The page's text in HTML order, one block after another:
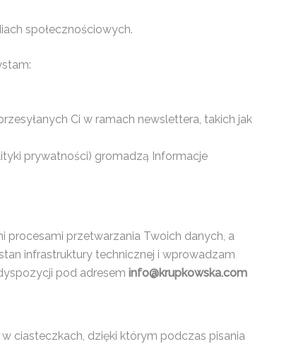
społecznościowych.
Ci w ramach newslettera, takich jak
prywatności) gromadzą Informacje
procesami przetwarzania Twoich danych, a
infrastruktury technicznej i wprowadzam
pod adresem info@krupkowska.com
ciasteczkach, dzięki którym podczas pisania